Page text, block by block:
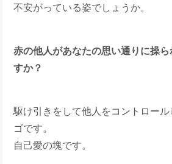
不安がっている姿でしょうか。
赤の他人があなたの思い通りに操
すか？
駆け引きをして他人をコントロー
ゴです。
自己愛の塊です。